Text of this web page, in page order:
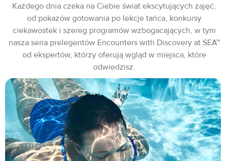
Każdego dnia czeka na Ciebie świat ekscytujących zajęć,
od pokazów gotowania po lekcje tańca, konkursy
ciekawostek i szereg programów wzbogacających, w tym
nasza seria prelegentów Encounters with Discovery at SEA™
od ekspertów, którzy oferują wgląd w miejsca, które
odwiedzisz.